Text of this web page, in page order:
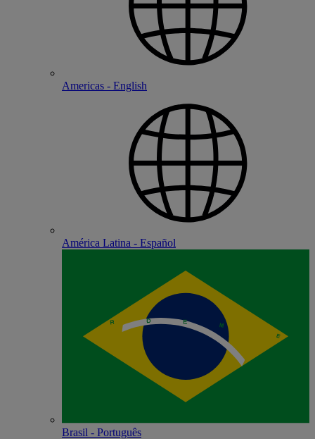
Americas - English
América Latina - Español
Brasil - Português